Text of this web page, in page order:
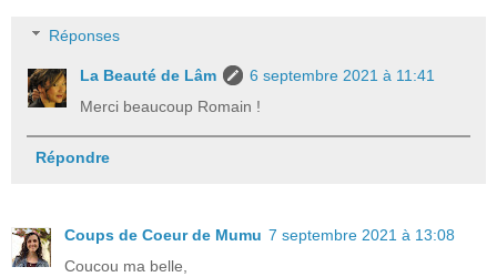
Réponses
La Beauté de Lâm
6 septembre 2021 à 11:41
Merci beaucoup Romain !
Répondre
Coups de Coeur de Mumu 7 septembre 2021 à 13:08
Coucou ma belle,